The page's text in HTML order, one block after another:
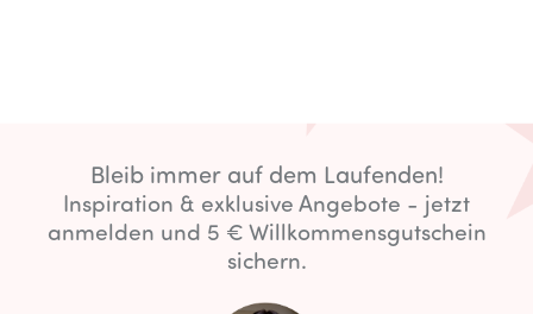
Bleib immer auf dem Laufenden!
Inspiration & exklusive Angebote - jetzt
anmelden und 5 € Willkommensgutschein
sichern.